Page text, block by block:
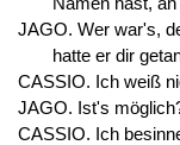
JAGO. Wer war's,
hatte er dir
CASSIO. Ich weiß
JAGO. Ist's
CASSIO. Ich